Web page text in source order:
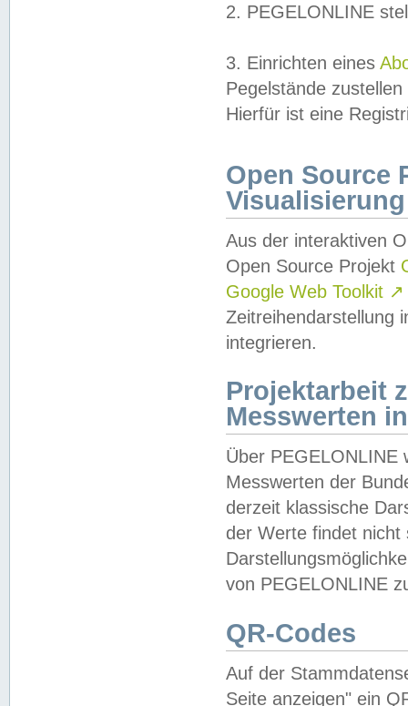
2. PEGELONLINE
3. Einrichten eines
Pegelstände
Hierfür ist eine
Open Source
Visualisierung
Aus der interaktiven
Open Source Projekt
Google Web Toolkit ↗
Zeitreihendarstellung
integrieren.
Projektarbeit
Messwerten
Über PEGELONLINE
Messwerten der
derzeit klassische
der Werte findet
von PEGELONLINE
QR-Codes
Auf der
Seite anzeigen" ein